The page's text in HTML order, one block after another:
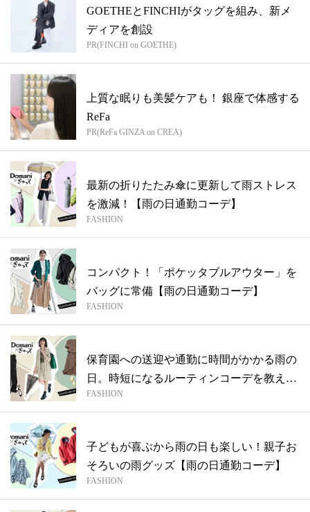
GOETHEとFINCHIがタッグを組み、新メ
ディアを創設
PR(FINCHI on GOETHE)
上質な眠りも美髪ケアも！ 銀座で体感する
ReFa
PR(ReFa GINZA on CREA)
最新の折りたたみ傘に更新して雨ストレス
を激減！【雨の日通勤コーデ】
FASHION
コンパクト！「ポケッタブルアウター」を
バッグに常備【雨の日通勤コーデ】
FASHION
保育園への送迎や通勤に時間がかかる雨の
日。時短になるルーティンコーデを教え
て！【...
FASHION
子どもが喜ぶから雨の日も楽しい！親子お
そろいの雨グッズ【雨の日通勤コーデ】
FASHION